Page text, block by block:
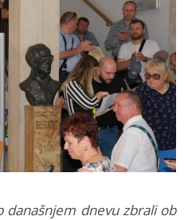
današnjem dnevu zbrali ob